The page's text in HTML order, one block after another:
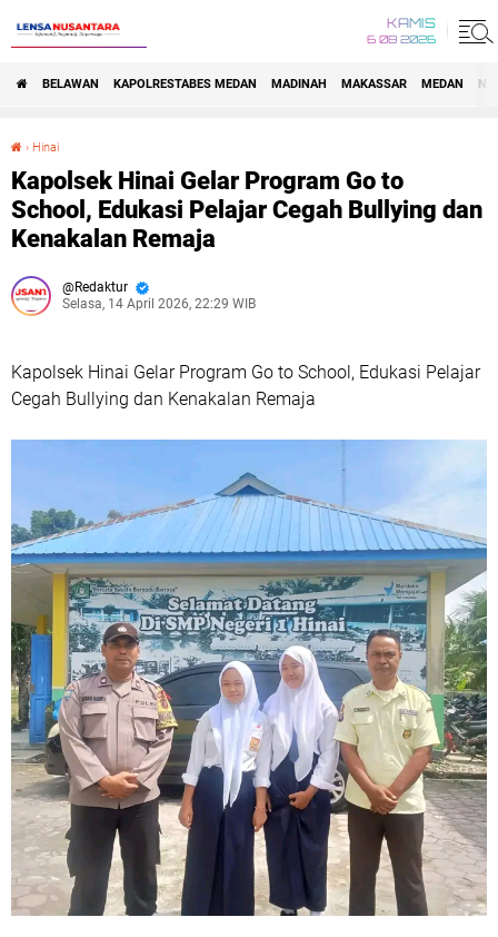
KAMIS
6 08 2026
BELAWAN KAPOLRESTABES MEDAN MADINAH MAKASSAR MEDAN
› Hinai
Kapolsek Hinai Gelar Program Go to
School, Edukasi Pelajar Cegah Bullying dan
Kenakalan Remaja
Redaktur
Selasa, 14 April 2026, 22:29 WIB
Kapolsek Hinai Gelar Program Go to School, Edukasi Pelajar
Cegah Bullying dan Kenakalan Remaja